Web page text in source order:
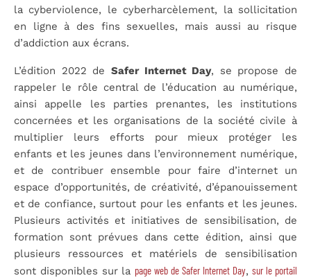
la cyberviolence, le cyberharcèlement, la sollicitation
en ligne à des fins sexuelles, mais aussi au risque
d’addiction aux écrans.
L’édition 2022 de Safer Internet Day, se propose de
rappeler le rôle central de l’éducation au numérique,
ainsi appelle les parties prenantes, les institutions
concernées et les organisations de la société civile à
multiplier leurs efforts pour mieux protéger les
enfants et les jeunes dans l’environnement numérique,
et de contribuer ensemble pour faire d’internet un
espace d’opportunités, de créativité, d’épanouissement
et de confiance, surtout pour les enfants et les jeunes.
Plusieurs activités et initiatives de sensibilisation, de
formation sont prévues dans cette édition, ainsi que
plusieurs ressources et matériels de sensibilisation
sont disponibles sur la page web de Safer Internet Day,sur le portail